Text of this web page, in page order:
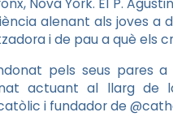
Nova York. El P.
alenant als joves a
i de pau a què els
pels seus pares
actuant al llarg de
i fundador de